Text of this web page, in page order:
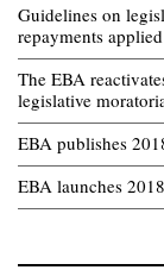
Guidelines on
repayments
The EBA
legislative
EBA publishes
EBA launches